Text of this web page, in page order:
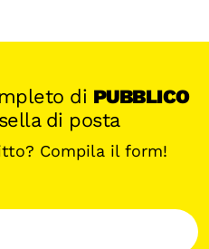
di PUBBLICO
di posta
Compila il form!